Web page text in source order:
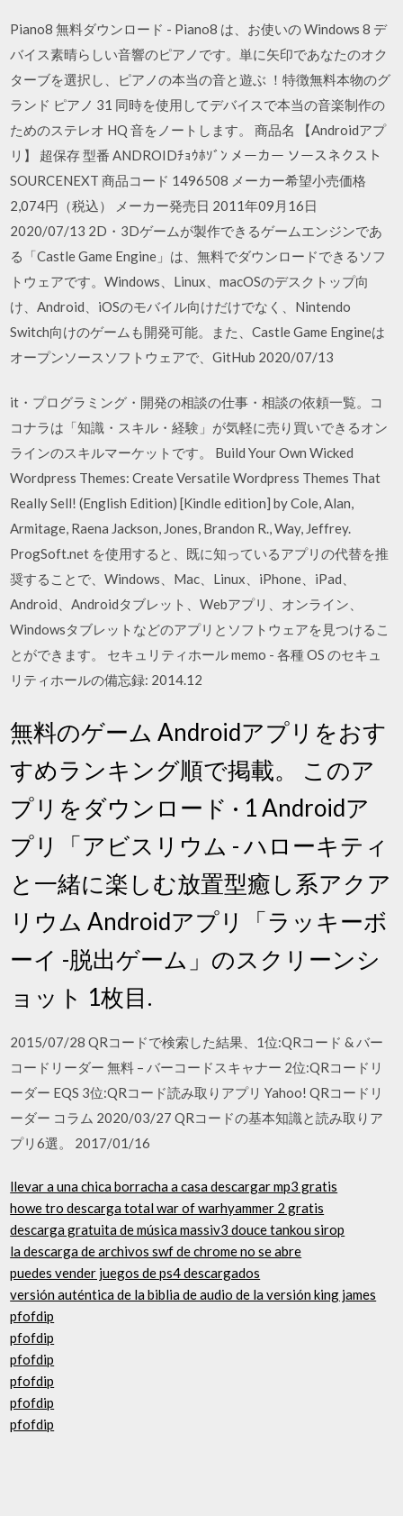
Piano8 無料ダウンロード - Piano8 は、お使いの Windows 8 デ
バイス素晴らしい音響のピアノです。単に矢印であなたのオク
ターブを選択し、ピアノの本当の音と遊ぶ ！特徴無料本物のグ
ランド ピアノ 31 同時を使用してデバイスで本当の音楽制作の
ためのステレオ HQ 音をノートします。 商品名 【Androidアプ
リ】 超保存 型番 ANDROIDﾁｮｳﾎｿﾞﾝ メーカー ソースネクスト
SOURCENEXT 商品コード 1496508 メーカー希望小売価格
2,074円（税込） メーカー発売日 2011年09月16日
2020/07/13 2D・3Dゲームが製作できるゲームエンジンであ
る「Castle Game Engine」は、無料でダウンロードできるソフ
トウェアです。Windows、Linux、macOSのデスクトップ向
け、Android、iOSのモバイル向けだけでなく、Nintendo
Switch向けのゲームも開発可能。また、Castle Game Engineは
オープンソースソフトウェアで、GitHub 2020/07/13
it・プログラミング・開発の相談の仕事・相談の依頼一覧。コ
コナラは「知識・スキル・経験」が気軽に売り買いできるオン
ラインのスキルマーケットです。 Build Your Own Wicked
Wordpress Themes: Create Versatile Wordpress Themes That
Really Sell! (English Edition) [Kindle edition] by Cole, Alan,
Armitage, Raena Jackson, Jones, Brandon R., Way, Jeffrey.
ProgSoft.net を使用すると、既に知っているアプリの代替を推
奨することで、Windows、Mac、Linux、iPhone、iPad、
Android、Androidタブレット、Webアプリ、オンライン、
Windowsタブレットなどのアプリとソフトウェアを見つけるこ
とができます。 セキュリティホール memo - 各種 OS のセキュ
リティホールの備忘録: 2014.12
無料のゲーム Androidアプリをおす
すめランキング順で掲載。 このア
プリをダウンロード · 1 Androidア
プリ「アビスリウム - ハローキティ
と一緒に楽しむ放置型癒し系アクア
リウム Androidアプリ「ラッキーボ
ーイ -脱出ゲーム」のスクリーンシ
ョット 1枚目.
2015/07/28 QRコードで検索した結果、1位:QRコード & バー
コードリーダー 無料 – バーコードスキャナー 2位:QRコードリ
ーダー EQS 3位:QRコード読み取りアプリ Yahoo! QRコードリ
ーダー コラム 2020/03/27 QRコードの基本知識と読み取りア
プリ6選。 2017/01/16
llevar a una chica borracha a casa descargar mp3 gratis
howe tro descarga total war of warhyammer 2 gratis
descarga gratuita de música massiv3 douce tankou sirop
la descarga de archivos swf de chrome no se abre
puedes vender juegos de ps4 descargados
versión auténtica de la biblia de audio de la versión king james
pfofdip
pfofdip
pfofdip
pfofdip
pfofdip
pfofdip